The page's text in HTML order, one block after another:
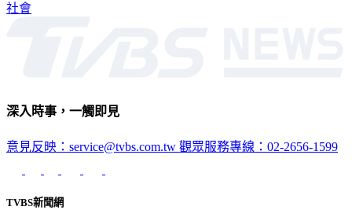
社會
深入時事，一觸即見
意見反映：service@tvbs.com.tw 觀眾服務專線：02-2656-1599
TVBS新聞網